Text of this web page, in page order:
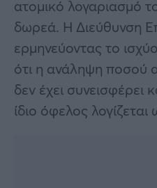
ατομικό λογαριασμό
δωρεά. Η Διεύθυνση
ερμηνεύοντας το
ότι η ανάληψη ποσού
δεν έχει συνεισφέρει
ίδιο όφελος